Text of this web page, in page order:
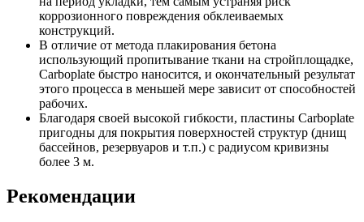
коррозионного повреждения обклеиваемых
конструкций.
В отличие от метода плакирования бетона
использующий пропитывание ткани на стройплощадке,
Carboplate быстро наносится, и окончательный результат
этого процесса в меньшей мере зависит от способностей
рабочих.
Благодаря своей высокой гибкости, пластины Carboplate
пригодны для покрытия поверхностей структур (днищ
бассейнов, резервуаров и т.п.) с радиусом кривизны
более 3 м.
Рекомендации